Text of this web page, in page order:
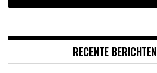
RECENTE BERICHTEN